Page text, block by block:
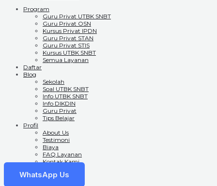
Program
Guru Privat UTBK SNBT
Guru Privat OSN
Kursus Privat IPDN
Guru Privat STAN
Guru Privat STIS
Kursus UTBK SNBT
Semua Layanan
Daftar
Blog
Sekolah
Soal UTBK SNBT
Info UTBK SNBT
Info DIKDIN
Guru Privat
Tips Belajar
Profil
About Us
Testimoni
Biaya
FAQ Layanan
Kontak Kami
WhatsApp Us